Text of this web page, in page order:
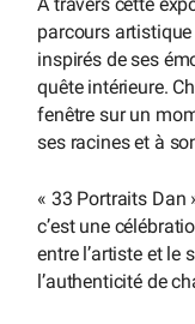
À travers cette
parcours
inspirés de ses
quête intérieure.
fenêtre sur un
ses racines et à
« 33 Portraits Dan
c’est une
entre l’artiste et le
l’authenticité de